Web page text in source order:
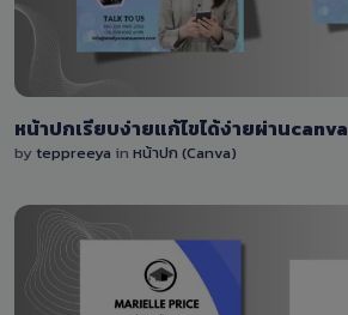
หน้าปกเรียบง่ายแก้ไขได้ง่ายผ่านcanva
by teppreeya in หน้าปก (Canva)